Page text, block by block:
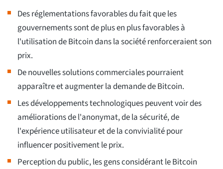
Des réglementations favorables du fait que les
gouvernements sont de plus en plus favorables à
l'utilisation de Bitcoin dans la société renforceraient son
prix.
De nouvelles solutions commerciales pourraient
apparaître et augmenter la demande de Bitcoin.
Les développements technologiques peuvent voir des
améliorations de l'anonymat, de la sécurité, de
l'expérience utilisateur et de la convivialité pour
influencer positivement le prix.
Perception du public, les gens considérant le Bitcoin